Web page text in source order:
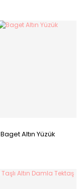
Baget Altın Yüzük